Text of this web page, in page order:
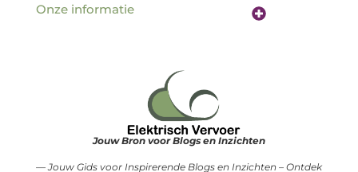
Jouw Bron voor Blogs en Inzichten
— Jouw Gids voor Inspirerende Blogs en Inzichten – Ontdek
Onze informatie